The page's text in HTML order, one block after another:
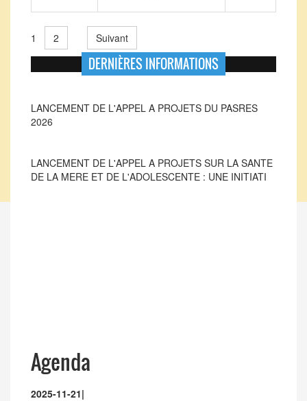
1 2 Suivant
DERNIÈRES INFORMATIONS
LANCEMENT DE L'APPEL A PROJETS SUR LA SANTE
DE LA MERE ET DE L'ADOLESCENTE : UNE INITIATI
Agenda
2025-11-21|